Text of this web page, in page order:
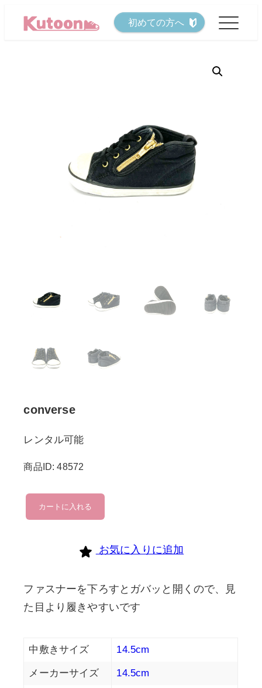
初めての方へ
converse
レンタル可能
商品ID: 48572
converse
個
カートに入れる
お気に入りに追加
ファスナーを下ろすとガバッと開くので、見
た目より履きやすいです
中敷きサイズ 14.5cm
メーカーサイズ 14.5cm